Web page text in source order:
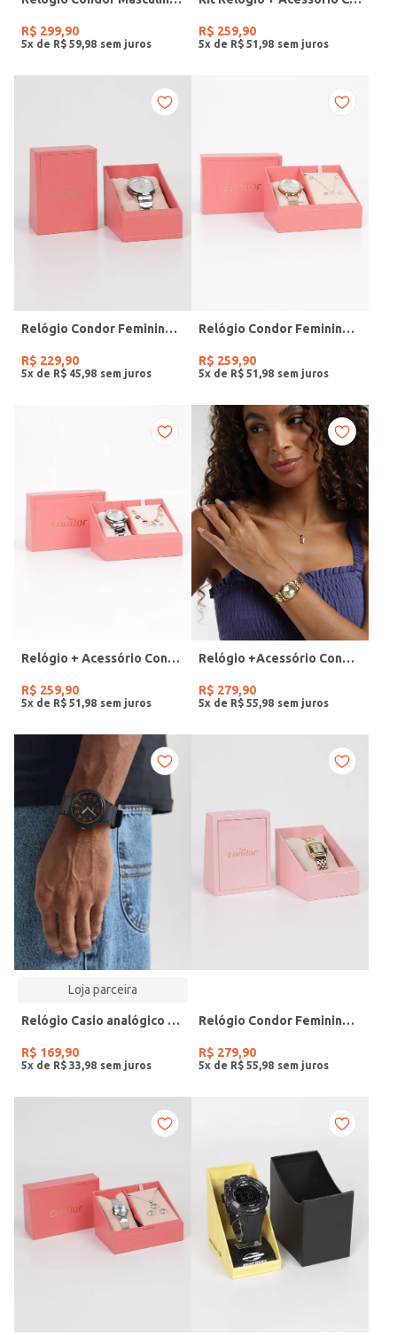
R$ 299,90
5x de R$ 59 98
R$ 259,90
5x de R$ 51 98
Relógio Condor Feminino PRATA
R$ 229,90
5x de R$ 45 98
Relógio Condor Feminino DOURADO
R$ 259,90
5x de R$ 51 98
Relógio + Acessório Condor Feminino PRATA
R$ 259,90
5x de R$ 51 98
Relógio +Acessório Condor Feminino DOURADO
R$ 279,90
5x de R$ 55 98
Loja parceira
Relógio Casio analógico MW-240-4BVDF-SC
R$ 169,90
5x de R$ 33 98
Relógio Condor Feminino DOURADO
R$ 279,90
5x de R$ 55 98